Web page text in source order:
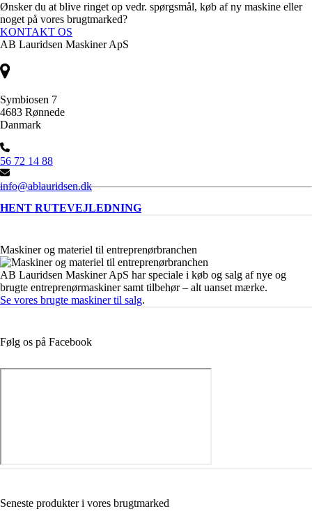
Ønsker du at blive ringet op vedr. spørgsmål, køb af ny maskine eller
noget på vores brugtmarked?
KONTAKT OS
AB Lauridsen Maskiner ApS
Symbiosen 7
4683 Rønnede
Danmark
56 72 14 88
info@ablauridsen.dk
HENT RUTEVEJLEDNING
Maskiner og materiel til entreprenørbranchen
AB Lauridsen Maskiner ApS har speciale i køb og salg af nye og
brugte entreprenørmaskiner samt tilbehør – alt uanset mærke.
Se vores brugte maskiner til salg.
Følg os på Facebook
Seneste produkter i vores brugtmarked